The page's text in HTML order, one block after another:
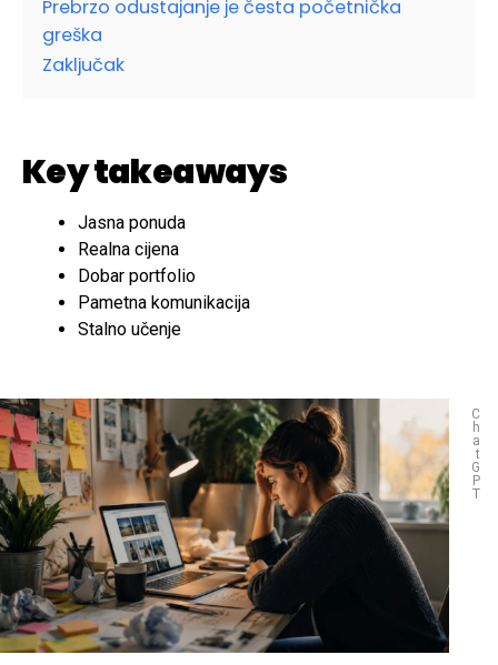
Prebrzo odustajanje je česta početnička
greška
Zaključak
Key takeaways
Jasna ponuda
Realna cijena
Dobar portfolio
Pametna komunikacija
Stalno učenje
C
h
a
t
G
P
T